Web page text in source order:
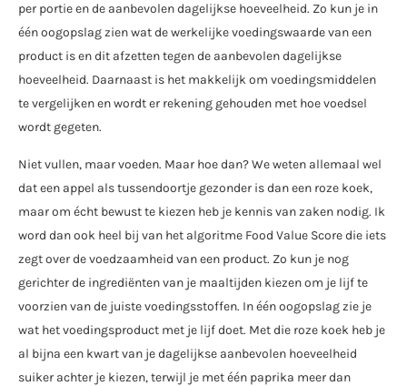
per portie en de aanbevolen dagelijkse hoeveelheid. Zo kun je in
één oogopslag zien wat de werkelijke voedingswaarde van een
product is en dit afzetten tegen de aanbevolen dagelijkse
hoeveelheid. Daarnaast is het makkelijk om voedingsmiddelen
te vergelijken en wordt er rekening gehouden met hoe voedsel
wordt gegeten.
Niet vullen, maar voeden. Maar hoe dan? We weten allemaal wel
dat een appel als tussendoortje gezonder is dan een roze koek,
maar om écht bewust te kiezen heb je kennis van zaken nodig. Ik
word dan ook heel bij van het algoritme Food Value Score die iets
zegt over de voedzaamheid van een product. Zo kun je nog
gerichter de ingrediënten van je maaltijden kiezen om je lijf te
voorzien van de juiste voedingsstoffen. In één oogopslag zie je
wat het voedingsproduct met je lijf doet. Met die roze koek heb je
al bijna een kwart van je dagelijkse aanbevolen hoeveelheid
suiker achter je kiezen, terwijl je met één paprika meer dan